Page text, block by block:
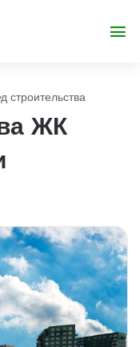
строительства
ЖК